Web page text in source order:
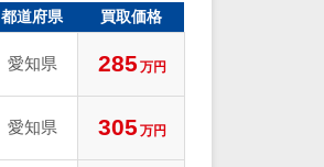
都道府県 買取価格
愛知県 285 万円
愛知県 305 万円